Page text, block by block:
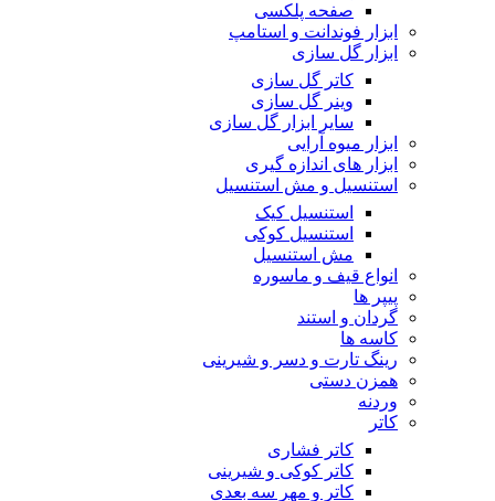
صفحه پلکسی
ابزار فوندانت و استامپ
ابزار گل سازی
کاتر گل سازی
وینر گل سازی
سایر ابزار گل سازی
ابزار میوه آرایی
ابزار های اندازه گیری
استنسیل و مش استنسیل
استنسیل کیک
استنسیل کوکی
مش استنسیل
انواع قیف و ماسوره
پیپر ها
گردان و استند
کاسه ها
رینگ تارت و دسر و شیرینی
همزن دستی
وردنه
کاتر
کاتر فشاری
کاتر کوکی و شیرینی
کاتر و مهر سه بعدی